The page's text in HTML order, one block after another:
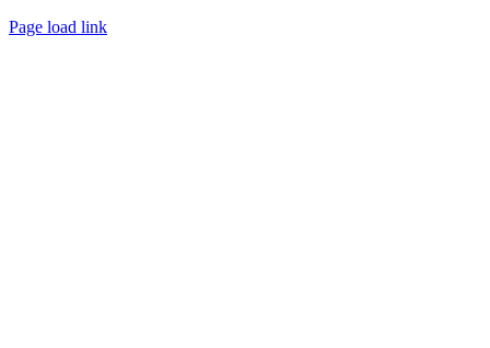
Page load link